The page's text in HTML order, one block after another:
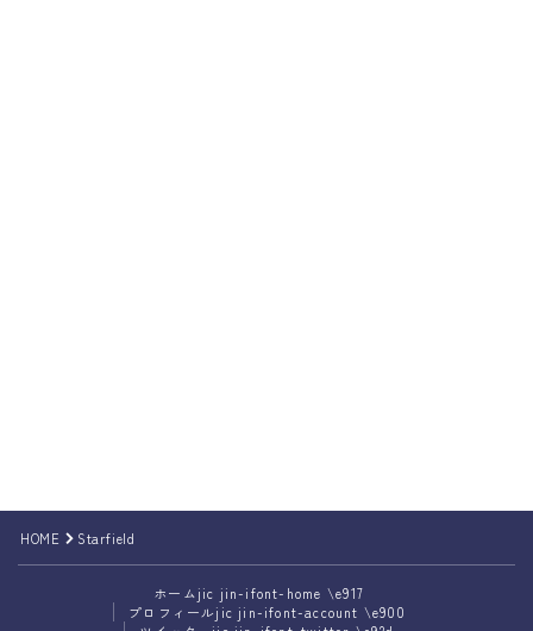
HOME Starfield
ホームjic jin-ifont-home \e917
プロフィールjic jin-ifont-account \e900